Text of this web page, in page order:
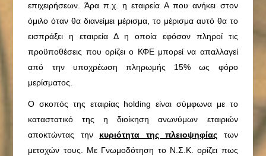
επιχειρήσεων. Άρα π.χ. η εταιρεία Α που ανήκει στον
όμιλο όταν θα διανείμει μέρισμα, το μέρισμα αυτό θα το
εισπράξει η εταιρεία Δ η οποία εφόσον πληροί τις
προϋποθέσεις που ορίζει ο ΚΦΕ μπορεί να απαλλαγεί
από την υποχρέωση πληρωμής 15% ως φόρο
μερίσματος.
Ο σκοπός της εταιρίας holding είναι σύμφωνα με το
καταστατικό της η διοίκηση ανωνύμων εταιριών
αποκτώντας την κυριότητα της πλειοψηφίας των
μετοχών τους. Με Γνωμοδότηση το Ν.Σ.Κ. ορίζει πως